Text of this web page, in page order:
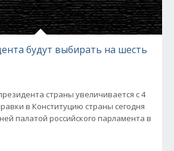
будут выбирать на шесть
страны увеличивается с 4
в Конституцию страны сегодня
палатой российского парламента в